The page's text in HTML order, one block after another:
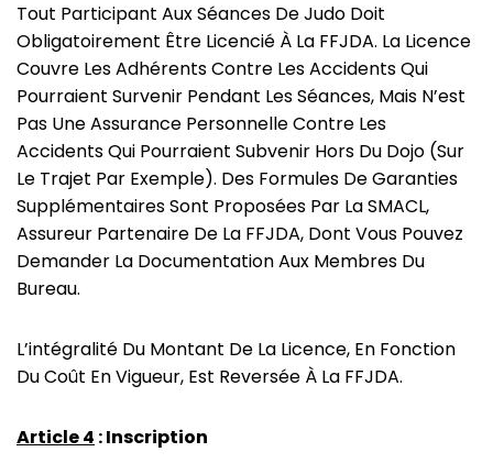
Tout Participant Aux Séances De Judo Doit
Obligatoirement Être Licencié À La FFJDA. La Licence
Couvre Les Adhérents Contre Les Accidents Qui
Pourraient Survenir Pendant Les Séances, Mais N’est
Pas Une Assurance Personnelle Contre Les
Accidents Qui Pourraient Subvenir Hors Du Dojo (sur
Le Trajet Par Exemple). Des Formules De Garanties
Supplémentaires Sont Proposées Par La SMACL,
Assureur Partenaire De La FFJDA, Dont Vous Pouvez
Demander La Documentation Aux Membres Du
Bureau.
L’intégralité Du Montant De La Licence, En Fonction
Du Coût En Vigueur, Est Reversée À La FFJDA.
Article 4 : Inscription